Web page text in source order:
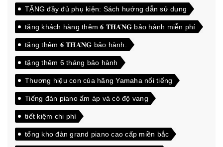
TẶNG đầy đủ phụ kiện: Sách hướng dẫn sử dụng
tặng khách hàng thêm 𝟔 𝐓𝐇𝐀́𝐍𝐆 bảo hành miễn phí
tặng thêm 𝟔 𝐓𝐇𝐀́𝐍𝐆 bảo hành.
tặng thêm 6 tháng bảo hành
Thương hiệu con của hãng Yamaha nổi tiếng
Tiếng đàn piano ấm áp và có độ vang
tiết kiệm chi phí
tổng kho đàn grand piano cao cấp miền bắc